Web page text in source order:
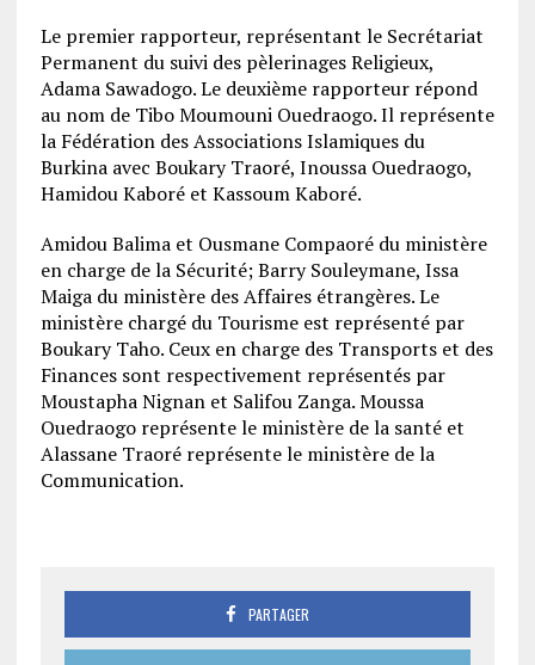
Le premier rapporteur, représentant le Secrétariat
Permanent du suivi des pèlerinages Religieux,
Adama Sawadogo. Le deuxième rapporteur répond
au nom de Tibo Moumouni Ouedraogo. Il représente
la Fédération des Associations Islamiques du
Burkina avec Boukary Traoré, Inoussa Ouedraogo,
Hamidou Kaboré et Kassoum Kaboré.
Amidou Balima et Ousmane Compaoré du ministère
en charge de la Sécurité; Barry Souleymane, Issa
Maiga du ministère des Affaires étrangères. Le
ministère chargé du Tourisme est représenté par
Boukary Taho. Ceux en charge des Transports et des
Finances sont respectivement représentés par
Moustapha Nignan et Salifou Zanga. Moussa
Ouedraogo représente le ministère de la santé et
Alassane Traoré représente le ministère de la
Communication.
PARTAGER